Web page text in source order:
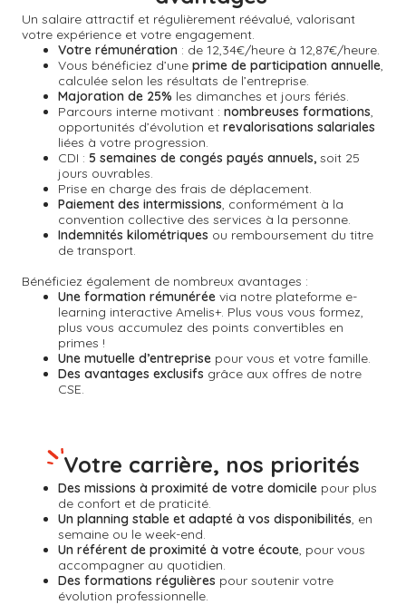
Un salaire attractif et régulièrement réévalué, valorisant
votre expérience et votre engagement.
Votre rémunération : de 12,34€/heure à 12,87€/heure.
Vous bénéficiez d’une prime de participation annuelle,
calculée selon les résultats de l’entreprise.
Majoration de 25% les dimanches et jours fériés.
Parcours interne motivant : nombreuses formations,
opportunités d’évolution et revalorisations salariales
liées à votre progression.
CDI : 5 semaines de congés payés annuels, soit 25
jours ouvrables.
Prise en charge des frais de déplacement.
Paiement des intermissions, conformément à la
convention collective des services à la personne.
Indemnités kilométriques ou remboursement du titre
de transport.
Bénéficiez également de nombreux avantages :
Une formation rémunérée via notre plateforme e-
learning interactive Amelis+. Plus vous vous formez,
plus vous accumulez des points convertibles en
primes !
Une mutuelle d’entreprise pour vous et votre famille.
Des avantages exclusifs grâce aux offres de notre
CSE.
Des missions à proximité de votre domicile pour plus
de confort et de praticité.
Un planning stable et adapté à vos disponibilités, en
semaine ou le week-end.
Un référent de proximité à votre écoute, pour vous
accompagner au quotidien.
Des formations régulières pour soutenir votre
évolution professionnelle.
Votre carrière, nos priorités